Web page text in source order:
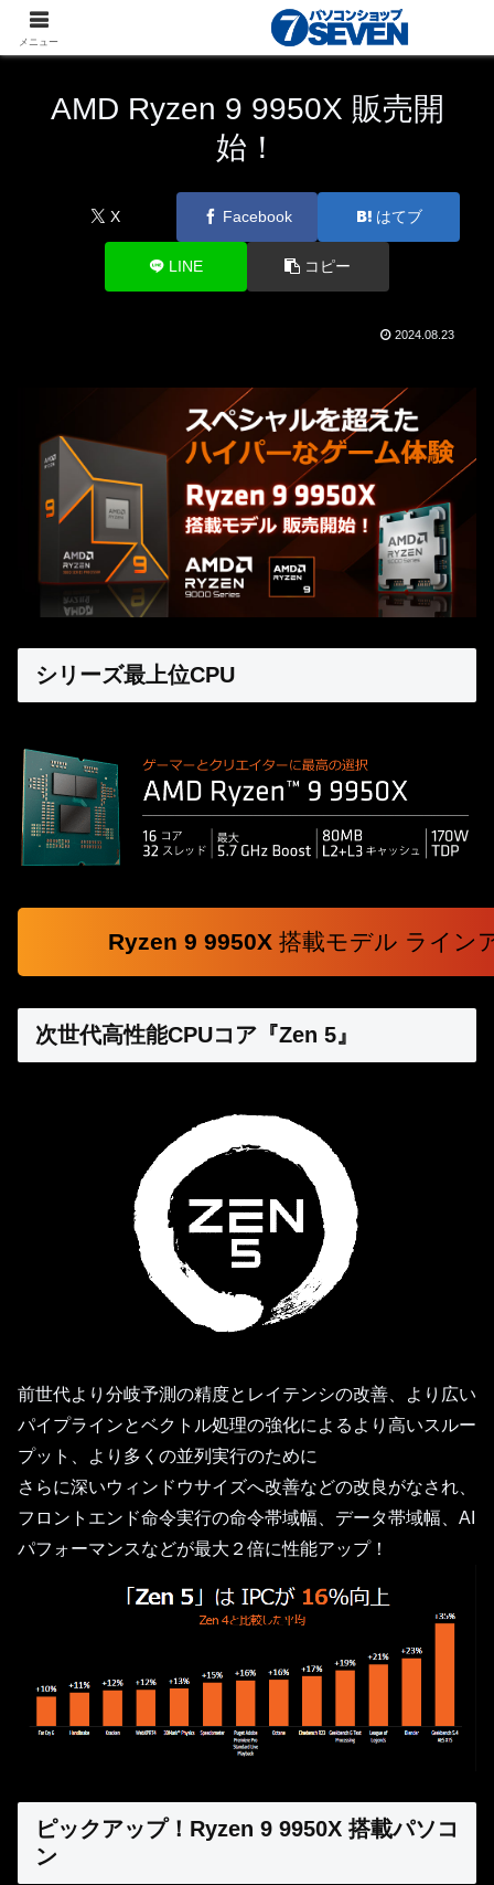
パソコンショップSEVEN ニュース
新商品・最新
パーツ
AMD Ryzen 9 9950X 販売開
始！
X Facebook はてブ
LINE コピー
2024.08.23
シリーズ最上位CPU
Ryzen 9 9950X 搭載モデル ライン
次世代高性能CPUコア『Zen 5』
前世代より分岐予測の精度とレイテンシの改善、より広い
パイプラインとベクトル処理の強化によるより高いスルー
プット、より多くの並列実行のために
さらに深いウィンドウサイズへ改善などの改良がなされ、
フロントエンド命令実行の命令帯域幅、データ帯域幅、AI
パフォーマンスなどが最大２倍に性能アップ！
ピックアップ！Ryzen 9 9950X 搭載パソコ
ン
メニュー